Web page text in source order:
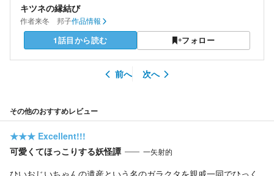
キツネの縁結び
作者来冬 邦子作品情報
1話目から読む フォロー
前へ 次へ
その他のおすすめレビュー
★★★ Excellent!!!
可愛くてほっこりする妖怪譚
一矢射的
ひいおじいちゃんの遺産という名のガラクタを親戚一同でひっく